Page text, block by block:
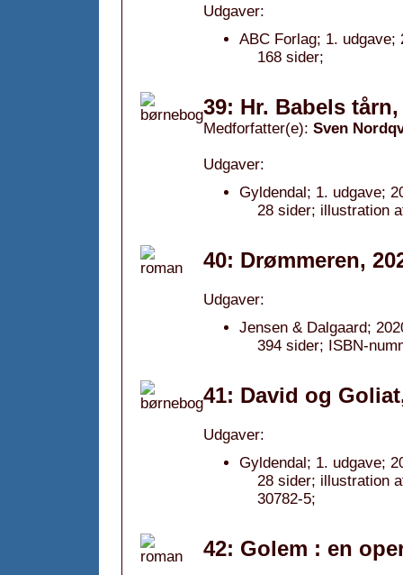
Udgaver:
ABC Forlag; 1. udgave;
168 sider;
39: Hr. Babels tårn,
Medforfatter(e): Sven
Udgaver:
Gyldendal; 1. udgave;
28 sider; illustration
40: Drømmeren,
Udgaver:
Jensen & Dalgaard;
394 sider; ISBN-
41: David og
Udgaver:
Gyldendal; 1. udgave;
28 sider; illustration
30782-5;
42: Golem : en